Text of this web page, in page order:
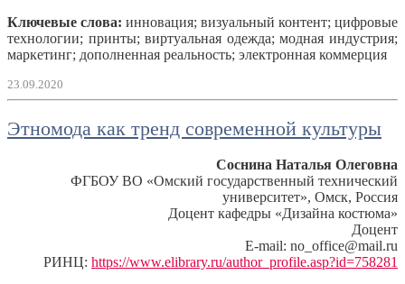
Ключевые слова: инновация; визуальный контент; цифровые
технологии; принты; виртуальная одежда; модная индустрия;
маркетинг; дополненная реальность; электронная коммерция
23.09.2020
Этномода как тренд современной культуры
Соснина Наталья Олеговна
ФГБОУ ВО «Омский государственный технический
университет», Омск, Россия
Доцент кафедры «Дизайна костюма»
Доцент
E-mail: no_office@mail.ru
РИНЦ: https://www.elibrary.ru/author_profile.asp?id=758281